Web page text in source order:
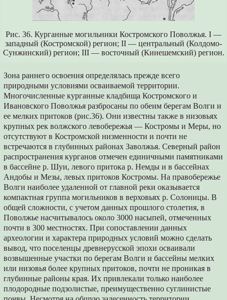
Рис. 36. Курганные могильники Костромского Поволжья. I —
западный (Костромской) регион; II — центральный (Колдомо-
Сунжинский) регион; III — восточный (Кинешемский) регион.
Зона раннего освоения определялась прежде всего
природными условиями осваиваемой территории.
Многочисленные курганные кладбища Костромского и
Ивановского Поволжья разбросаны по обеим берегам Волги и
ее мелких притоков (рис.36). Они известны также в низовьях
крупных рек волжского левобережья — Костромы и Меры, но
отсутствуют в Костромской низменности и почти не
встречаются в глубинных районах Заволжья. Северный район
распространения курганов отмечен единичными памятниками
в бассейне р. Шуи, левого притока р. Немды и в бассейнах
Андобы и Мезы, левых притоков Костромы. На правобережье
Волги наиболее удаленной от главной реки оказывается
компактная группа могильников в верховьях р. Солоницы. В
общей сложности, с учетом данных прошлого столетия, в
Поволжье насчитывалось около 3000 насыпей, отмеченных
почти в 300 местностях. При сопоставлении данных
археологии и характера природных условий можно сделать
вывод, что поселенцы древнерусской эпохи осваивали
возвышенные участки по берегам Волги и бассейны мелких
или низовья более крупных притоков, почти не проникая в
глубинные районы края. Их привлекали только наиболее
плодородные подзолистые, преимущественно суглинистые